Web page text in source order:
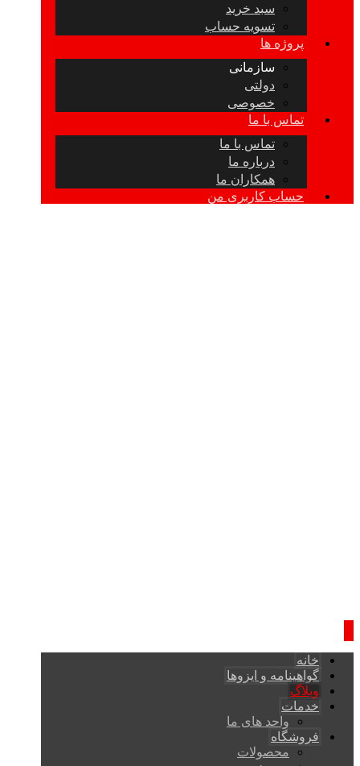
سبد خرید
تسویه حساب
پروژه ها
سازمانی
دولتی
خصوصی
تماس با ما
تماس با ما
درباره ما
همکاران ما
حساب کاربری من
خانه
گواهینامه و ایزوها
وبلاگ
خدمات
واحد های ما
فروشگاه
محصولات